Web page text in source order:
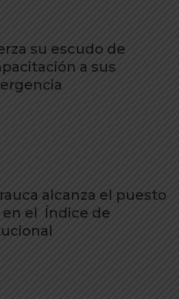
su escudo de
a sus
alcanza el puesto
en el Índice de